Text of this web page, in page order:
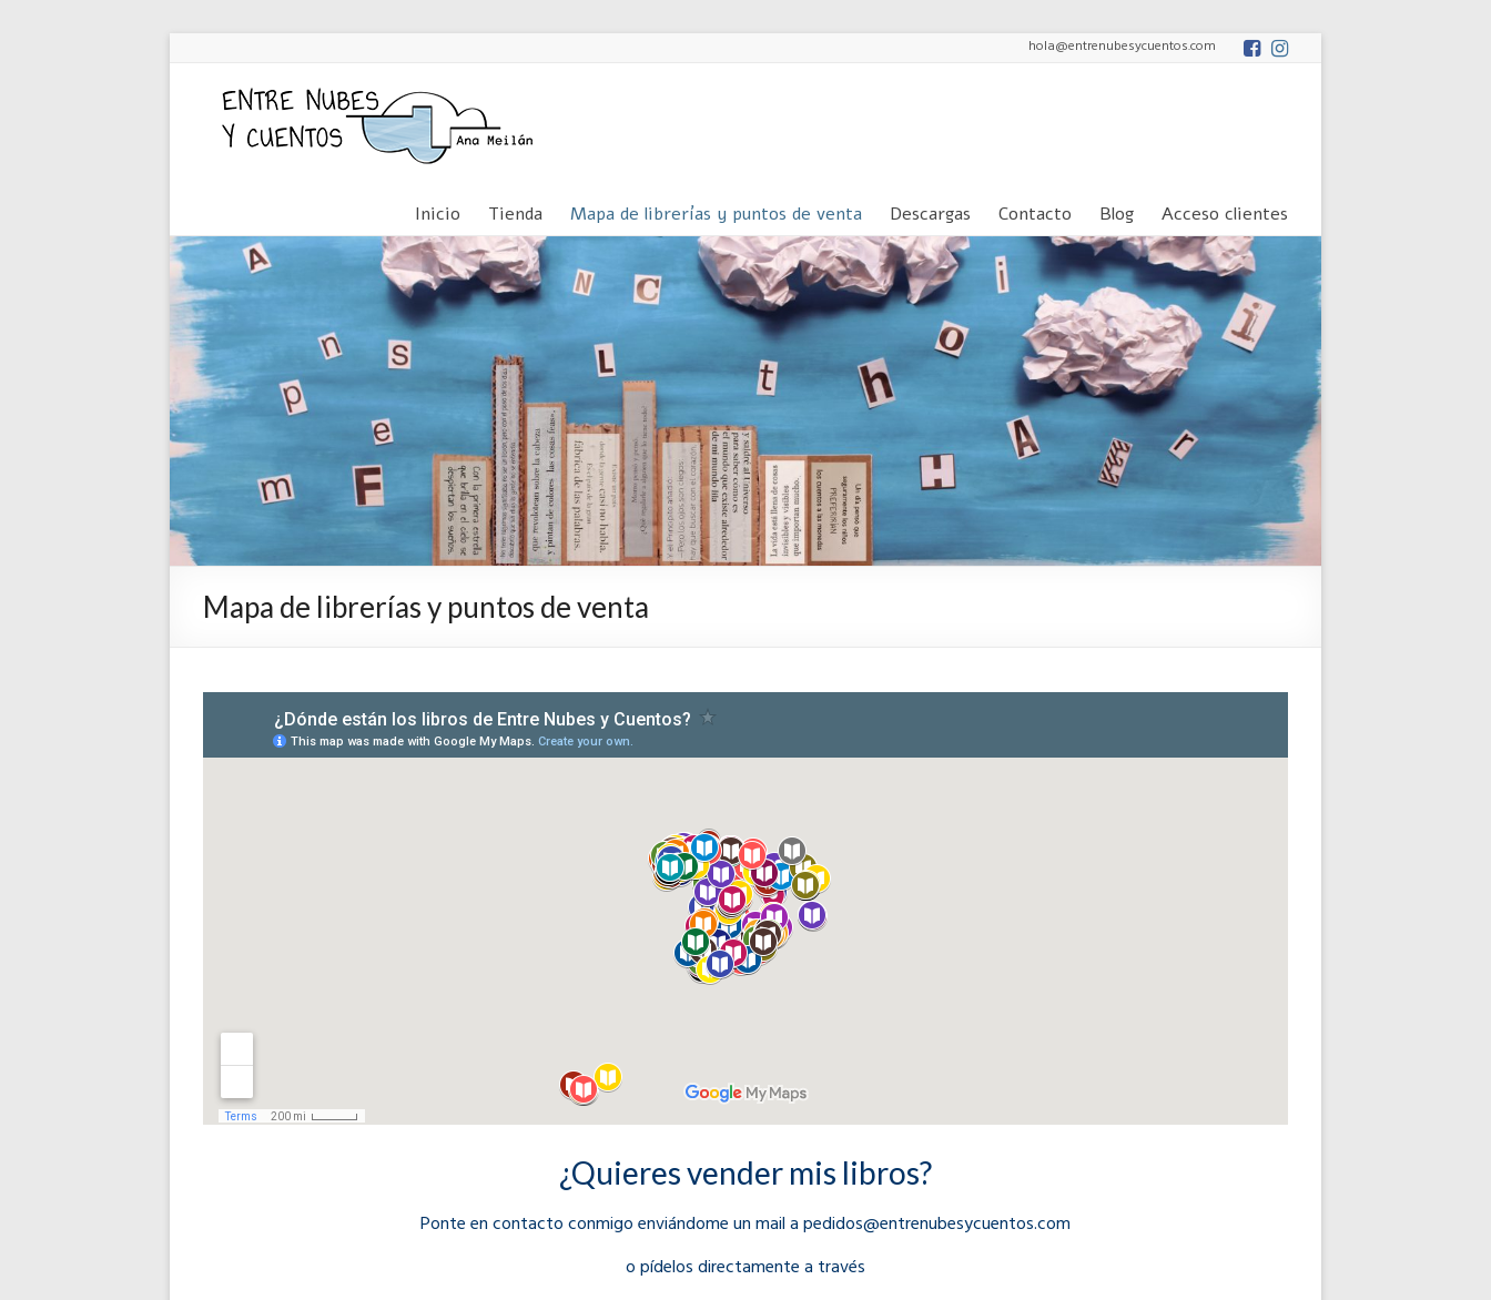
hola@entrenubesycuentos.com
Inicio Tienda Mapa de librerías y puntos de venta Descargas Contacto Blog Acceso clientes
Mapa de librerías y puntos de venta
¿Quieres vender mis libros?
Ponte en contacto conmigo enviándome un mail a pedidos@entrenubesycuentos.com
o pídelos directamente a través